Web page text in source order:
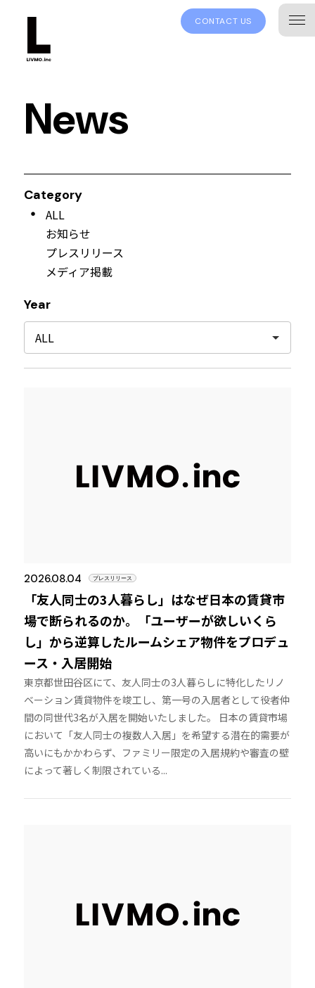
CONTACT US
News
Category
ALL
お知らせ
プレスリリース
メディア掲載
Year
2026.08.04 プレスリリース
「友人同士の3人暮らし」はなぜ日本の賃貸市
場で断られるのか。「ユーザーが欲しいくら
し」から逆算したルームシェア物件をプロデュ
ース・入居開始
東京都世田谷区にて、友人同士の3人暮らしに特化したリノ
ベーション賃貸物件を竣工し、第一号の入居者として役者仲
間の同世代3名が入居を開始いたしました。 日本の賃貸市場
において「友人同士の複数人入居」を希望する潜在的需要が
高いにもかかわらず、ファミリー限定の入居規約や審査の壁
によって著しく制限されている...